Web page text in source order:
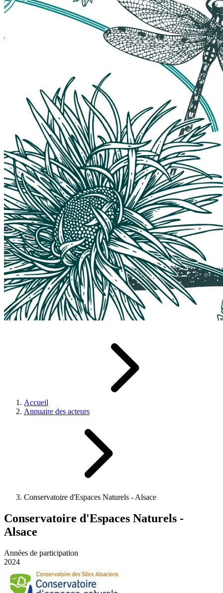
Accueil
Annuaire des acteurs
Conservatoire d'Espaces Naturels - Alsace
Conservatoire d'Espaces Naturels -
Alsace
Années de participation
2024